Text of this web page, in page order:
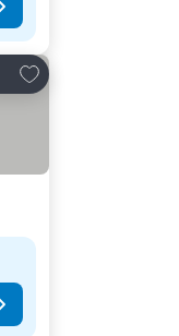
Legg til i favoritter